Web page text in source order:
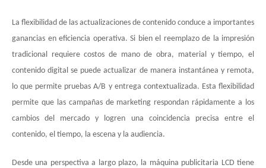
La flexibilidad de las actualizaciones de contenido conduce a importantes
ganancias en eficiencia operativa. Si bien el reemplazo de la impresión
tradicional requiere costos de mano de obra, material y tiempo, el
contenido digital se puede actualizar de manera instantánea y remota,
lo que permite pruebas A/B y entrega contextualizada. Esta flexibilidad
permite que las campañas de marketing respondan rápidamente a los
cambios del mercado y logren una coincidencia precisa entre el
contenido, el tiempo, la escena y la audiencia.
Desde una perspectiva a largo plazo, la máquina publicitaria LCD tiene